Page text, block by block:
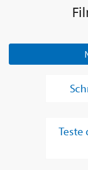
Teste